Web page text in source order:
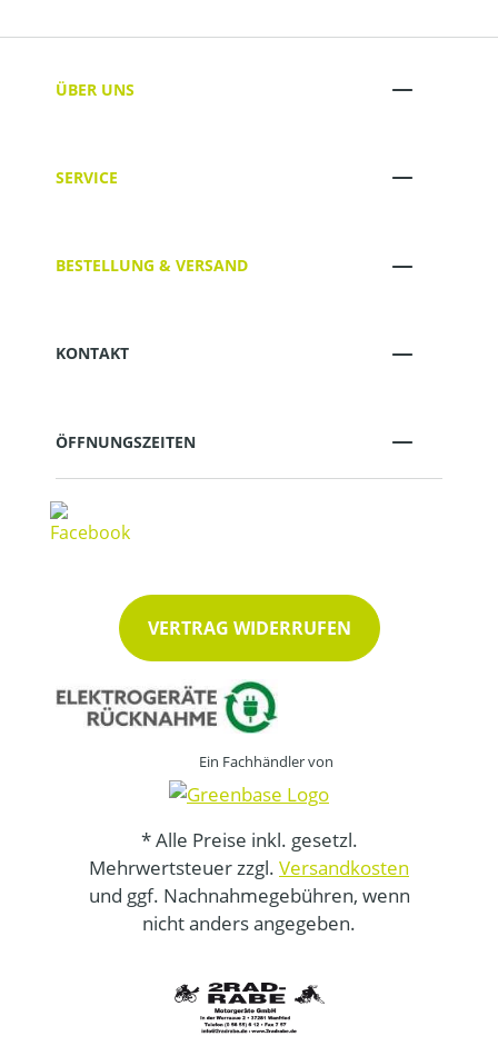
ÜBER UNS
SERVICE
BESTELLUNG & VERSAND
KONTAKT
ÖFFNUNGSZEITEN
VERTRAG WIDERRUFEN
Ein Fachhändler von
* Alle Preise inkl. gesetzl.
Mehrwertsteuer zzgl. Versandkosten
und ggf. Nachnahmegebühren, wenn
nicht anders angegeben.